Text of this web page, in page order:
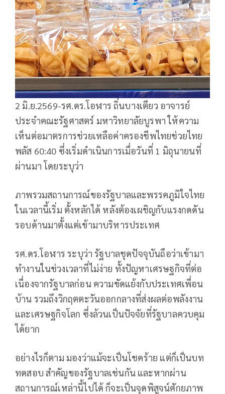
2 มิ.ย.2569-รศ.ดร.โอฬาร ถิ่นบางเตียว อาจารย์
ประจำคณะรัฐศาสตร์ มหาวิทยาลัยบูรพา ให้ความ
เห็นต่อมาตรการช่วยเหลือค่าครองชีพไทยช่วยไทย
พลัส 60:40 ซึ่งเริ่มดำเนินการเมื่อวันที่ 1 มิถุนายนที่
ผ่านมา โดยระบุว่า
ภาพรวมสถานการณ์ของรัฐบาลและพรรคภูมิใจไทย
ในเวลานี้เริ่ม ตั้งหลักได้ หลังต้องเผชิญกับแรงกดดัน
รอบด้านมาตั้งแต่เข้ามาบริหารประเทศ
รศ.ดร.โอฬาร ระบุว่า รัฐบาลชุดปัจจุบันถือว่าเข้ามา
ทำงานในช่วงเวลาที่ไม่ง่าย ทั้งปัญหาเศรษฐกิจที่ต่อ
เนื่องจากรัฐบาลก่อน ความขัดแย้งกับประเทศเพื่อน
บ้าน รวมถึงวิกฤตตะวันออกกลางที่ส่งผลต่อพลังงาน
และเศรษฐกิจโลก ซึ่งล้วนเป็นปัจจัยที่รัฐบาลควบคุม
ได้ยาก
อย่างไรก็ตาม มองว่าแม้จะเป็นโชคร้าย แต่ก็เป็นบท
ทดสอบ สำคัญของรัฐบาลเช่นกัน และหากผ่าน
สถานการณ์เหล่านี้ไปได้ ก็จะเป็นจุดพิสูจน์ศักยภาพ